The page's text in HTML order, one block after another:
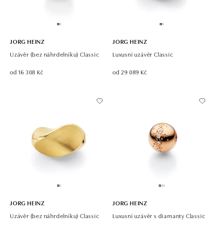
JORG HEINZ
Uzávěr (bez náhrdelníku) Classic
od 16 308 Kč
JORG HEINZ
Luxusní uzávěr Classic
od 29 089 Kč
JORG HEINZ
Uzávěr (bez náhrdelníku) Classic
JORG HEINZ
Luxusní uzávěr s diamanty Classic